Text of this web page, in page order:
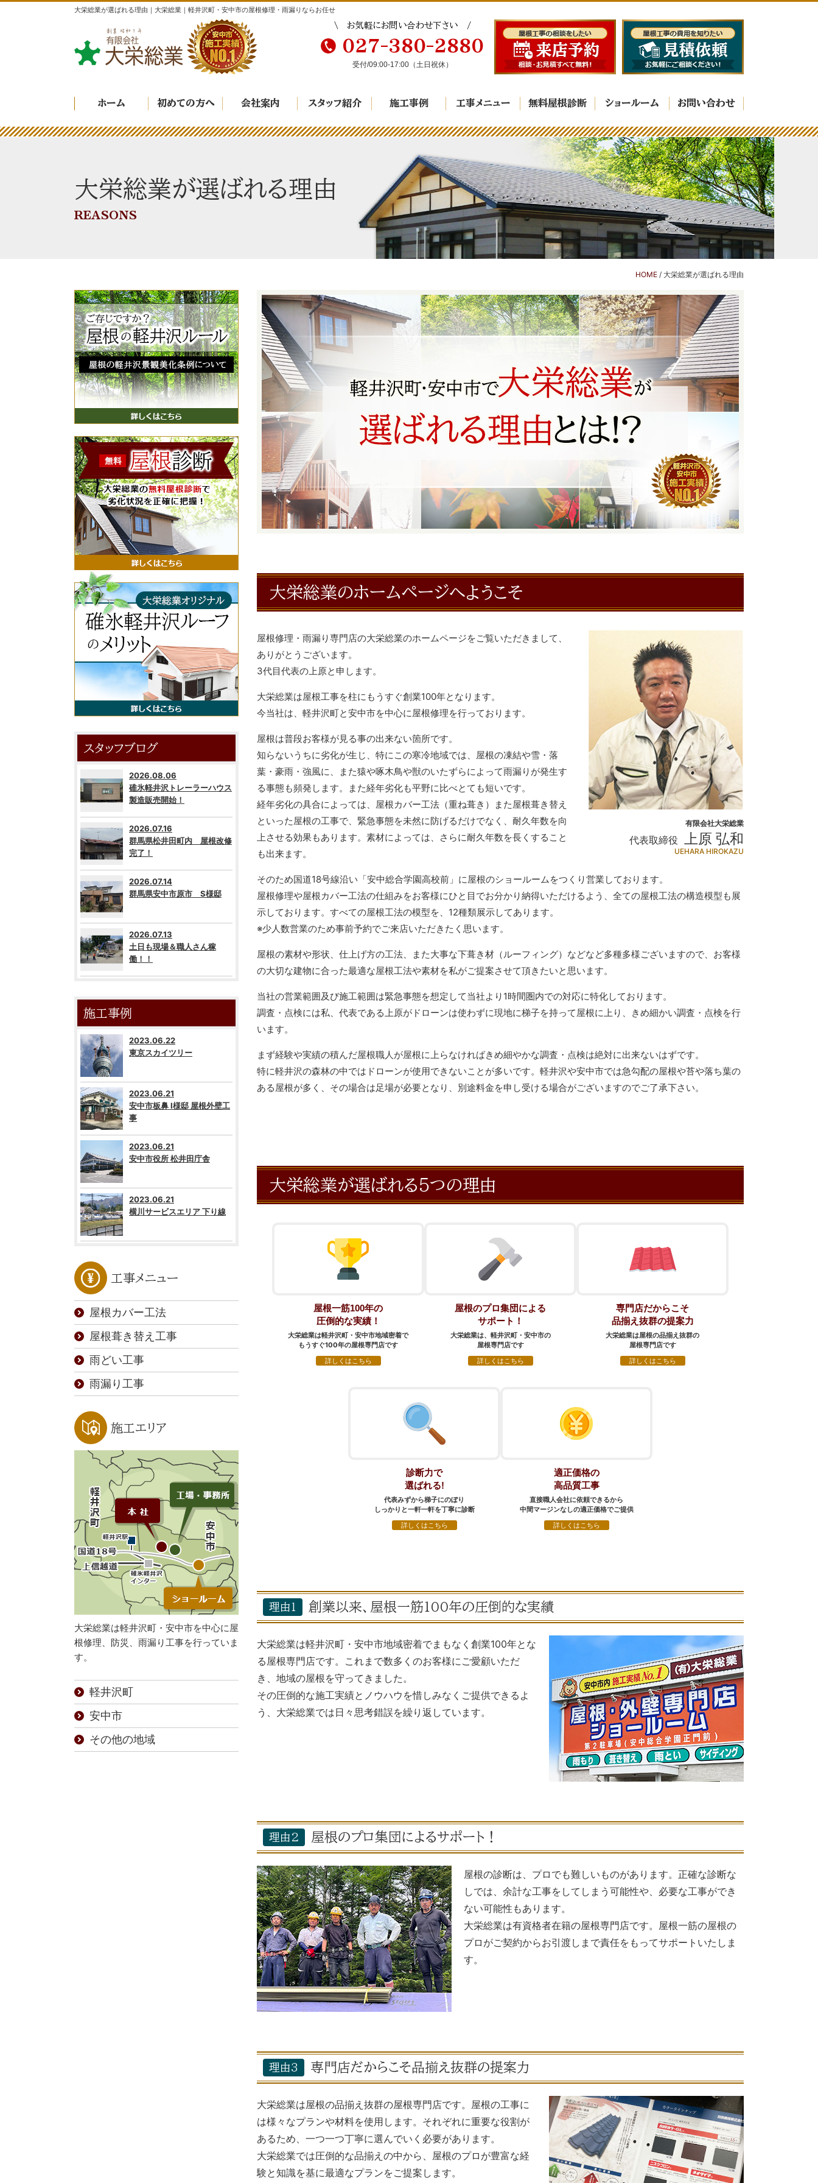
大栄総業が選ばれる理由｜大栄総業｜軽井沢町・安中市の屋根修理・雨漏りならお任せ
お気軽にお問い合わせ下さい
027-380-2880
受付/09:00-17:00（土日祝休）
ホーム 初めての方へ 会社案内 スタッフ紹介 施工事例 工事メニュー 無料屋根診断 ショールーム お問い合わせ
大栄総業が選ばれる理由
REASONS
HOME / 大栄総業が選ばれる理由
大栄総業のホームページへようこそ
有限会社大栄総業
代表取締役 上原 弘和
UEHARA HIROKAZU
屋根修理・雨漏り専門店の大栄総業のホームページをご覧いただきまして、
ありがとうございます。
3代目代表の上原と申します。
大栄総業は屋根工事を柱にもうすぐ創業100年となります。
今当社は、軽井沢町と安中市を中心に屋根修理を行っております。
屋根は普段お客様が見る事の出来ない箇所です。
知らないうちに劣化が生じ、特にこの寒冷地域では、屋根の凍結や雪・落
葉・豪雨・強風に、また猿や啄木鳥や獣のいたずらによって雨漏りが発生す
る事態も頻発します。また経年劣化も平野に比べとても短いです。
経年劣化の具合によっては、屋根カバー工法（重ね葺き）また屋根葺き替え
といった屋根の工事で、緊急事態を未然に防げるだけでなく、耐久年数を向
上させる効果もあります。素材によっては、さらに耐久年数を長くすること
も出来ます。
そのため国道18号線沿い「安中総合学園高校前」に屋根のショールームをつくり営業しております。
屋根修理や屋根カバー工法の仕組みをお客様にひと目でお分かり納得いただけるよう、全ての屋根工法の構造模型も展
示しております。すべての屋根工法の模型を、12種類展示してあります。
※少人数営業のため事前予約でご来店いただきたく思います。
屋根の素材や形状、仕上げ方の工法、また大事な下葺き材（ルーフィング）などなど多種多様ございますので、お客様
の大切な建物に合った最適な屋根工法や素材を私がご提案させて頂きたいと思います。
当社の営業範囲及び施工範囲は緊急事態を想定して当社より1時間圏内での対応に特化しております。
調査・点検には私、代表である上原がドローンは使わずに現地に梯子を持って屋根に上り、きめ細かい調査・点検を行
います。
まず経験や実績の積んだ屋根職人が屋根に上らなければきめ細やかな調査・点検は絶対に出来ないはずです。
特に軽井沢の森林の中ではドローンが使用できないことが多いです。軽井沢や安中市では急勾配の屋根や苔や落ち葉の
ある屋根が多く、その場合は足場が必要となり、別途料金を申し受ける場合がございますのでご了承下さい。
大栄総業が選ばれる5つの理由
屋根一筋100年の
圧倒的な実績！
大栄総業は軽井沢町・安中市地域密着で
もうすぐ100年の屋根専門店です
詳しくはこちら
屋根のプロ集団による
サポート！
大栄総業は、軽井沢町・安中市の
屋根専門店です
詳しくはこちら
専門店だからこそ
品揃え抜群の提案力
大栄総業は屋根の品揃え抜群の
屋根専門店です
詳しくはこちら
診断力で
選ばれる!
代表みずから梯子にのぼり
しっかりと一軒一軒を丁寧に診断
詳しくはこちら
適正価格の
高品質工事
直接職人会社に依頼できるから
中間マージンなしの適正価格でご提供
詳しくはこちら
理由1 創業以来、屋根一筋100年の圧倒的な実績
大栄総業は軽井沢町・安中市地域密着でまもなく創業100年とな
る屋根専門店です。これまで数多くのお客様にご愛顧いただ
き、地域の屋根を守ってきました。
その圧倒的な施工実績とノウハウを惜しみなくご提供できるよ
う、大栄総業では日々思考錯誤を繰り返しています。
理由2 屋根のプロ集団によるサポート！
屋根の診断は、プロでも難しいものがあります。正確な診断な
しでは、余計な工事をしてしまう可能性や、必要な工事ができ
ない可能性もあります。
大栄総業は有資格者在籍の屋根専門店です。屋根一筋の屋根の
プロがご契約からお引渡しまで責任をもってサポートいたしま
す。
理由3 専門店だからこそ品揃え抜群の提案力
大栄総業は屋根の品揃え抜群の屋根専門店です。屋根の工事に
は様々なプランや材料を使用します。それぞれに重要な役割が
あるため、一つ一つ丁寧に選んでいく必要があります。
大栄総業では圧倒的な品揃えの中から、屋根のプロが豊富な経
験と知識を基に最適なプランをご提案します。
スタッフブログ
2026.08.06
碓氷軽井沢トレーラーハウス
製造販売開始！
2026.07.16
群馬県松井田町内 屋根改修
完了！
2026.07.14
群馬県安中市原市 S様邸
2026.07.13
土日も現場＆職人さん稼
働！！
施工事例
2023.06.22
東京スカイツリー
2023.06.21
安中市板鼻 I様邸 屋根外壁工
事
2023.06.21
安中市役所 松井田庁舎
2023.06.21
横川サービスエリア 下り線
工事メニュー
屋根カバー工法
屋根葺き替え工事
雨どい工事
雨漏り工事
施工エリア
大栄総業は軽井沢町・安中市を中心に屋
根修理、防災、雨漏り工事を行っていま
す。
軽井沢町
安中市
その他の地域